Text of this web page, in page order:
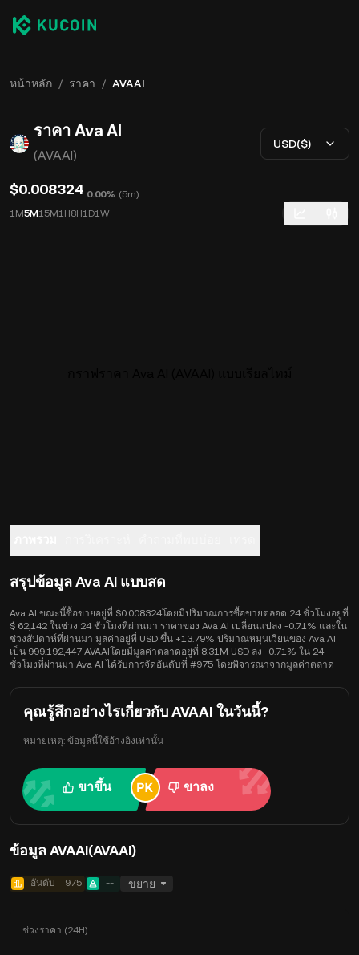
หน้าหลัก / ราคา / AVAAI
ราคา Ava AI
(AVAAI)
USD($)
$0.008324 0.00% (5m)
1M5M15M1H8H1D1W
สรุปข้อมูล Ava AI แบบสด
Ava AI ขณะนี้ซื้อขายอยู่ที่ $0.008324โดยมีปริมาณการซื้อขายตลอด 24 ชั่วโมงอยู่ที่
$ 62,142 ในช่วง 24 ชั่วโมงที่ผ่านมา ราคาของ Ava AI เปลี่ยนแปลง -0.71% และใน
ช่วงสัปดาห์ที่ผ่านมา มูลค่าอยู่ที่ USD ขึ้น +13.79% ปริมาณหมุนเวียนของ Ava AI
เป็น 999,192,447 AVAAIโดยมีมูลค่าตลาดอยู่ที่ 8.31M USD ลง -0.71% ใน 24
ชั่วโมงที่ผ่านมา Ava AI ได้รับการจัดอันดับที่ #975 โดยพิจารณาจากมูลค่าตลาด
คุณรู้สึกอย่างไรเกี่ยวกับ AVAAI ในวันนี้?
หมายเหตุ: ข้อมูลนี้ใช้อ้างอิงเท่านั้น
ขาขึ้น ขาลง
ข้อมูล AVAAI(AVAAI)
อันดับ 975 -- ขยาย
ช่วงราคา (24H)